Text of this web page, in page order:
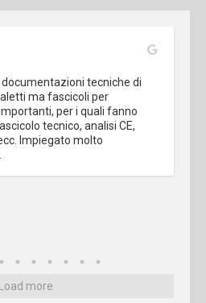
documentazioni tecniche di
ma fascicoli per
per i quali fanno
tecnico, analisi CE,
Impiegato molto
Load more